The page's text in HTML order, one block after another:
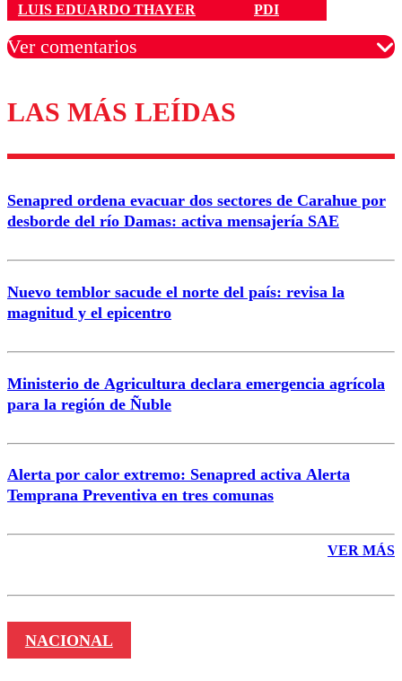
LUIS EDUARDO THAYER
PDI
Ver comentarios
Los comentarios son moderados para garantizar un
diálogo respetuoso.
Correo
LAS MÁS LEÍDAS
Senapred ordena evacuar dos sectores de Carahue por
desborde del río Damas: activa mensajería SAE
Nuevo temblor sacude el norte del país: revisa la
magnitud y el epicentro
Ministerio de Agricultura declara emergencia agrícola
para la región de Ñuble
Alerta por calor extremo: Senapred activa Alerta
Temprana Preventiva en tres comunas
VER MÁS
NACIONAL